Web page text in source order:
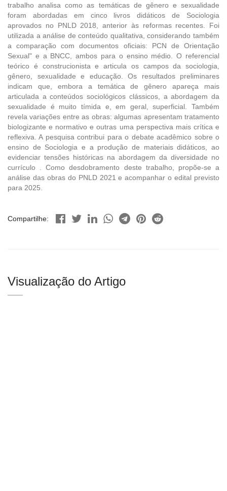
trabalho analisa como as temáticas de gênero e sexualidade
foram abordadas em cinco livros didáticos de Sociologia
aprovados no PNLD 2018, anterior às reformas recentes. Foi
utilizada a análise de conteúdo qualitativa, considerando também
a comparação com documentos oficiais: PCN de Orientação
Sexual" e a BNCC, ambos para o ensino médio. O referencial
teórico é construcionista e articula os campos da sociologia,
gênero, sexualidade e educação. Os resultados preliminares
indicam que, embora a temática de gênero apareça mais
articulada a conteúdos sociológicos clássicos, a abordagem da
sexualidade é muito tímida e, em geral, superficial. Também
revela variações entre as obras: algumas apresentam tratamento
biologizante e normativo e outras uma perspectiva mais crítica e
reflexiva. A pesquisa contribui para o debate acadêmico sobre o
ensino de Sociologia e a produção de materiais didáticos, ao
evidenciar tensões históricas na abordagem da diversidade no
currículo . Como desdobramento deste trabalho, propõe-se a
análise das obras do PNLD 2021 e acompanhar o edital previsto
para 2025.
Compartilhe:
Visualização do Artigo